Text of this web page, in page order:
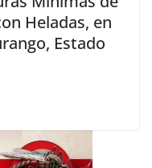
Heladas, en
Estado